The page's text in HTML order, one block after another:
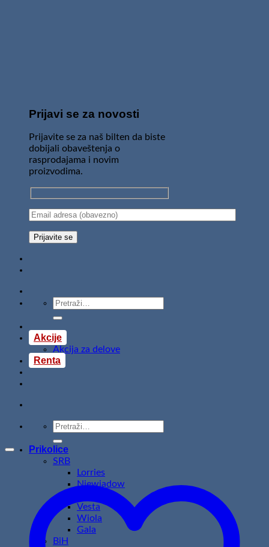
Prijavi se za novosti
Prijavite se za naš bilten da biste
dobijali obaveštenja o
rasprodajama i novim
proizvodima.
Pretraži:
Akcije
Akcija za delove
Renta
Pretraži:
Prikolice
SRB
Lorries
Niewiadow
Vesta
Wiola
Gala
BiH